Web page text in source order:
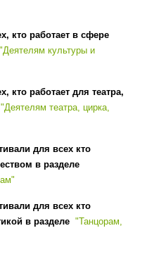
кто работает в сфере
"Деятелям культуры и
кто работает для театра,
"Деятелям театра, цирка,
для всех кто
в разделе
для всех кто
в разделе"Танцорам,